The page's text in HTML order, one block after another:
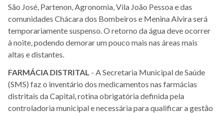
São José, Partenon, Agronomia, Vila João Pessoa e das
comunidades Chácara dos Bombeiros e Menina Alvira será
temporariamente suspenso. O retorno da água deve ocorrer
à noite, podendo demorar um pouco mais nas áreas mais
altas e distantes.
FARMÁCIA DISTRITAL - A Secretaria Municipal de Saúde
(SMS) faz o inventário dos medicamentos nas farmácias
distritais da Capital, rotina obrigatória definida pela
controladoria municipal e necessária para qualificar a gestão